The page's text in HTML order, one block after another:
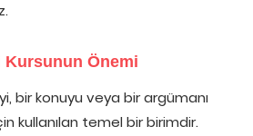
Kursunun Önemi
bir konuyu veya bir argümanı
kullanılan temel bir birimdir.